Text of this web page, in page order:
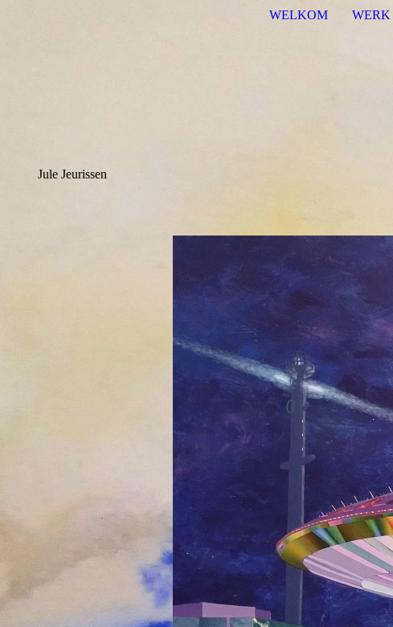
WELKOM WERK
Jule Jeurissen